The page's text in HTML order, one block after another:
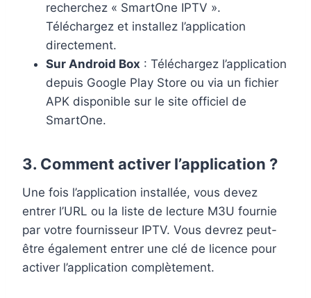
recherchez « SmartOne IPTV ».
Téléchargez et installez l’application
directement.
Sur Android Box : Téléchargez l’application
depuis Google Play Store ou via un fichier
APK disponible sur le site officiel de
SmartOne.
3. Comment activer l’application ?
Une fois l’application installée, vous devez
entrer l’URL ou la liste de lecture M3U fournie
par votre fournisseur IPTV. Vous devrez peut-
être également entrer une clé de licence pour
activer l’application complètement.